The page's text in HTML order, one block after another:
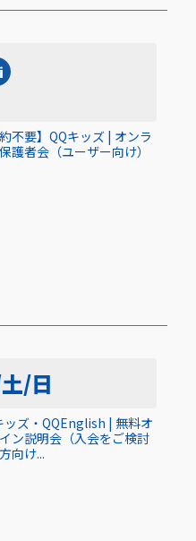
約不要】QQキッズ | オンラ
護者会（ユーザー向け）
/日
ッズ・QQEnglish | 無料オ
ン説明会（入会をご検討
向け...